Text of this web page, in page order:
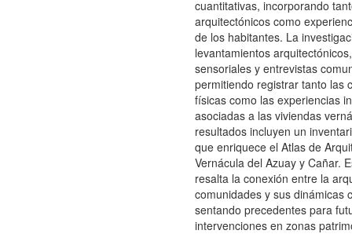
cuantitativas, incorporando
arquitectónicos como
de los habitantes. La
levantamientos
sensoriales y entrevistas
permitiendo registrar tanto las
físicas como las experiencias
asociadas a las viviendas
resultados incluyen un
que enriquece el Atlas de
Vernácula del Azuay y Cañar.
resalta la conexión entre la
comunidades y sus dinámicas
sentando precedentes para
intervenciones en zonas